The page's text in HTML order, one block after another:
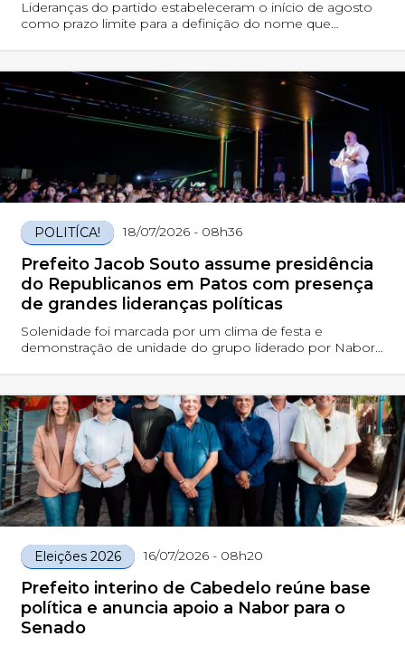
Lideranças do partido estabeleceram o início de agosto
como prazo limite para a definição do nome que
POLITÍCA! 18/07/2026 - 08h36
Prefeito Jacob Souto assume presidência
do Republicanos em Patos com presença
de grandes lideranças políticas
Solenidade foi marcada por um clima de festa e
demonstração de unidade do grupo liderado por Nabor
Eleições 2026 16/07/2026 - 08h20
Prefeito interino de Cabedelo reúne base
política e anuncia apoio a Nabor para o
Senado